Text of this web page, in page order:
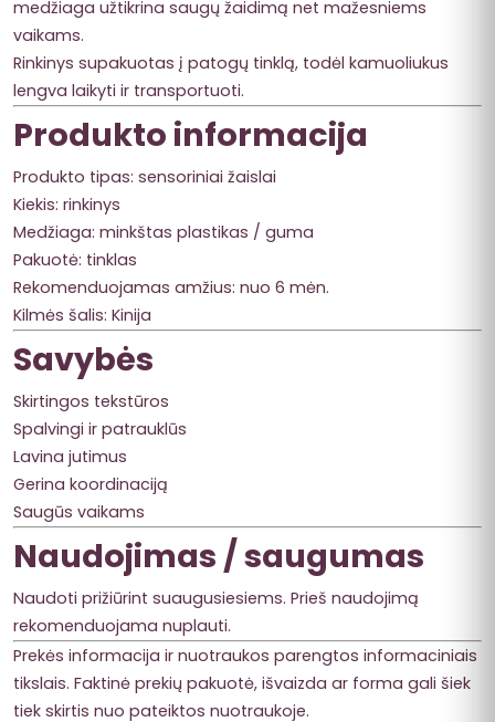
medžiaga užtikrina saugų žaidimą net mažesniems
vaikams.
Rinkinys supakuotas į patogų tinklą, todėl kamuoliukus
lengva laikyti ir transportuoti.
Produkto informacija
Produkto tipas: sensoriniai žaislai
Kiekis: rinkinys
Medžiaga: minkštas plastikas / guma
Pakuotė: tinklas
Rekomenduojamas amžius: nuo 6 mėn.
Kilmės šalis: Kinija
Savybės
Skirtingos tekstūros
Spalvingi ir patrauklūs
Lavina jutimus
Gerina koordinaciją
Saugūs vaikams
Naudojimas / saugumas
Naudoti prižiūrint suaugusiesiems. Prieš naudojimą
rekomenduojama nuplauti.
Prekės informacija ir nuotraukos parengtos informaciniais
tikslais. Faktinė prekių pakuotė, išvaizda ar forma gali šiek
tiek skirtis nuo pateiktos nuotraukoje.